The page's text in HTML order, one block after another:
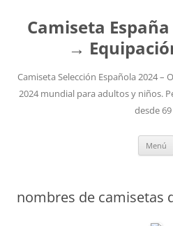
Camiseta
→
Camiseta Selección Española 2024 –
2024 mundial para adultos y niños.
desde 69
Menú
nombres de camisetas